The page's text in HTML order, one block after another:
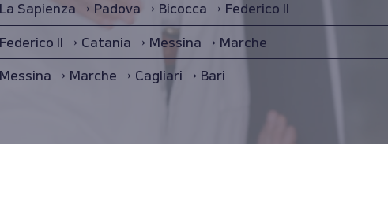
La Sapienza → Padova → Bicocca → Federico II
Federico II → Catania → Messina → Marche
Messina → Marche → Cagliari → Bari